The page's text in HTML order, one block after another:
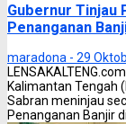
Gubernur Tinjau
Penanganan
maradona - 29
Kalimantan Tengah
Sabran meninjau
Penanganan Banjir